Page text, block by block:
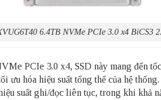
6.4TB NVMe PCIe 3.0 x4 BiCS3
PCIe 3.0 x4, SSD này mang đến
ưu hóa hiệu suất tổng thể của hệ
suất ghi/đọc liên tục, trong khi khả